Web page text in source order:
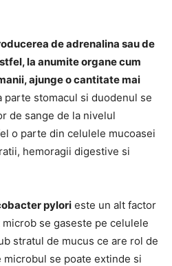
de adrenalina sau de
la anumite organe cum
ajunge o cantitate mai
parte stomacul si duodenul se
de sange de la nivelul
o parte din celulele mucoasei
hemoragii digestive si
pylori este un alt factor
se gaseste pe celulele
stratul de mucus ce are rol de
se poate extinde si